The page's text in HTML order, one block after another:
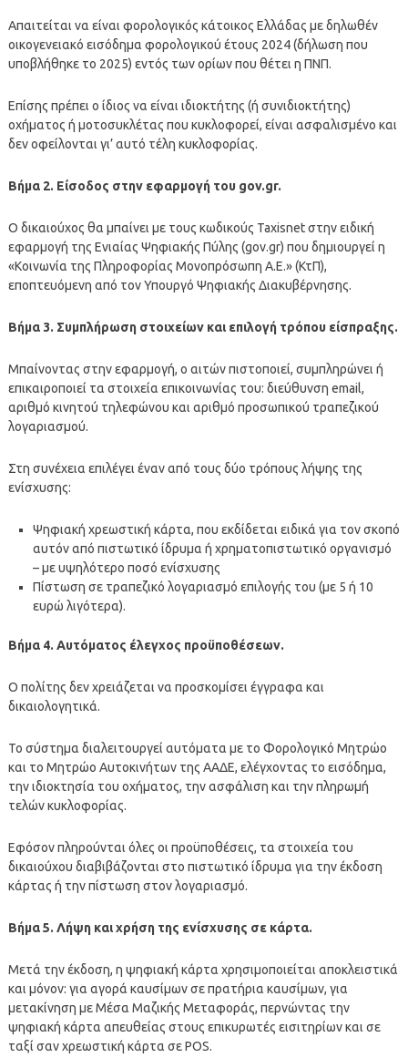
Απαιτείται να είναι φορολογικός κάτοικος Ελλάδας με δηλωθέν
οικογενειακό εισόδημα φορολογικού έτους 2024 (δήλωση που
υποβλήθηκε το 2025) εντός των ορίων που θέτει η ΠΝΠ.
Επίσης πρέπει ο ίδιος να είναι ιδιοκτήτης (ή συνιδιοκτήτης)
οχήματος ή μοτοσυκλέτας που κυκλοφορεί, είναι ασφαλισμένο και
δεν οφείλονται γι’ αυτό τέλη κυκλοφορίας.
Βήμα 2. Είσοδος στην εφαρμογή του gov.gr.
Ο δικαιούχος θα μπαίνει με τους κωδικούς Taxisnet στην ειδική
εφαρμογή της Ενιαίας Ψηφιακής Πύλης (gov.gr) που δημιουργεί η
«Κοινωνία της Πληροφορίας Μονοπρόσωπη Α.Ε.» (ΚτΠ),
εποπτευόμενη από τον Υπουργό Ψηφιακής Διακυβέρνησης.
Βήμα 3. Συμπλήρωση στοιχείων και επιλογή τρόπου είσπραξης.
Μπαίνοντας στην εφαρμογή, ο αιτών πιστοποιεί, συμπληρώνει ή
επικαιροποιεί τα στοιχεία επικοινωνίας του: διεύθυνση email,
αριθμό κινητού τηλεφώνου και αριθμό προσωπικού τραπεζικού
λογαριασμού.
Στη συνέχεια επιλέγει έναν από τους δύο τρόπους λήψης της
ενίσχυσης:
Ψηφιακή χρεωστική κάρτα, που εκδίδεται ειδικά για τον σκοπό
αυτόν από πιστωτικό ίδρυμα ή χρηματοπιστωτικό οργανισμό
– με υψηλότερο ποσό ενίσχυσης
Πίστωση σε τραπεζικό λογαριασμό επιλογής του (με 5 ή 10
ευρώ λιγότερα).
Βήμα 4. Αυτόματος έλεγχος προϋποθέσεων.
Ο πολίτης δεν χρειάζεται να προσκομίσει έγγραφα και
δικαιολογητικά.
Το σύστημα διαλειτουργεί αυτόματα με το Φορολογικό Μητρώο
και το Μητρώο Αυτοκινήτων της ΑΑΔΕ, ελέγχοντας το εισόδημα,
την ιδιοκτησία του οχήματος, την ασφάλιση και την πληρωμή
τελών κυκλοφορίας.
Εφόσον πληρούνται όλες οι προϋποθέσεις, τα στοιχεία του
δικαιούχου διαβιβάζονται στο πιστωτικό ίδρυμα για την έκδοση
κάρτας ή την πίστωση στον λογαριασμό.
Βήμα 5. Λήψη και χρήση της ενίσχυσης σε κάρτα.
Μετά την έκδοση, η ψηφιακή κάρτα χρησιμοποιείται αποκλειστικά
και μόνον: για αγορά καυσίμων σε πρατήρια καυσίμων, για
μετακίνηση με Μέσα Μαζικής Μεταφοράς, περνώντας την
ψηφιακή κάρτα απευθείας στους επικυρωτές εισιτηρίων και σε
ταξί σαν χρεωστική κάρτα σε POS.